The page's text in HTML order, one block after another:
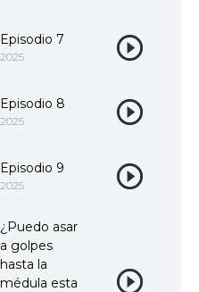
Episodio 7
2025
Episodio 8
2025
Episodio 9
2025
¿Puedo asar
a golpes
hasta la
médula esta